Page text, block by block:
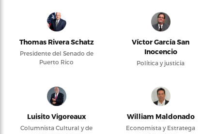
Thomas Rivera Schatz
Presidente del Senado de
Puerto Rico
Víctor García San
Inocencio
Política y justicia
Luisito Vigoreaux
Columnista Cultural y de
William Maldonado
Economista y Estratega